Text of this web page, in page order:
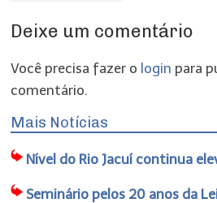
Deixe um comentário
Você precisa fazer o login para
comentário.
Mais Notícias
Nível do Rio Jacuí continua
Seminário pelos 20 anos da